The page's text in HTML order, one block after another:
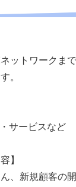
ットワークま
。
サービスなど
】
、新規顧客の